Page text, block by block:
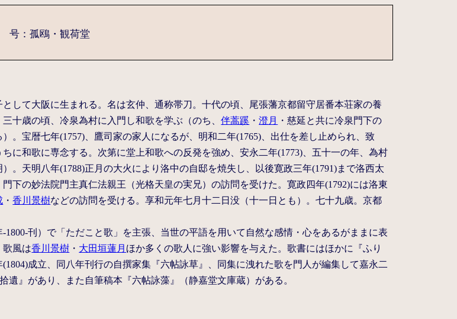
号：孤鴎・観荷堂
して大阪に生まれる。名は玄仲、通称帯刀。十代の頃、尾張藩京都留守居番本荘家の養
十歳の頃、冷泉為村に入門し和歌を学ぶ（のち、伴蒿蹊 ・澄月
・慈延と共に冷泉門下の
。宝暦七年(1757)、鷹司家の家人になるが、明和二年(1765)、出仕を差し止められ、致
に和歌に専念する。次第に堂上和歌への反発を強め、安永二年(1773)、五十一の年、為村
。天明八年(1788)正月の大火により洛中の自邸を焼失し、以後寛政三年(1791)まで洛西太
下の妙法院門主真仁法親王（光格天皇の実兄）の訪問を受けた。寛政四年(1792)には洛東
・香川景樹などの訪問を受ける。享和元年七月十二日没（十一日とも）。七十九歳。京都
1800-刊）で「ただこと歌」を主張、当世の平語を用いて自然な感情・心をあるがままに表
歌風は香川景樹 ・ 大田垣蓮月 ほか多くの歌人に強い影響を与えた。歌書にはほかに『ふり
成立、同八年刊行の自撰家集『六帖詠草』、同集に洩れた歌を門人が編集して嘉永二
遺』があり、また自筆稿本『六帖詠藻』（静嘉堂文庫蔵）がある。